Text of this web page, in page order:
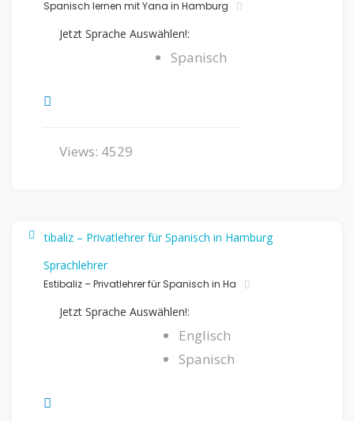
Spanisch lernen mit Yana in Hamburg
Jetzt Sprache Auswählen!:
Spanisch
Views: 4529
Sprachlehrer
Estibaliz – Privatlehrer für Spanisch in Ha
Jetzt Sprache Auswählen!:
Englisch
Spanisch